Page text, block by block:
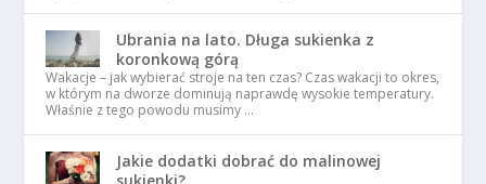
Ubrania na lato. Długa sukienka z
koronkową górą
Wakacje – jak wybierać stroje na ten czas? Czas wakacji to okres,
w którym na dworze dominują naprawdę wysokie temperatury.
Właśnie z tego powodu musimy …
Jakie dodatki dobrać do malinowej